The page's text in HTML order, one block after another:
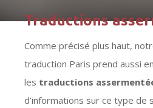
Traductions
Comme précisé plus haut,
traduction Paris prend aussi
les traductions
d’informations sur ce type de